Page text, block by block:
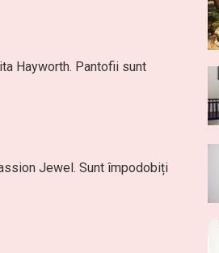
Hayworth. Pantofii sunt
Jewel. Sunt împodobiți